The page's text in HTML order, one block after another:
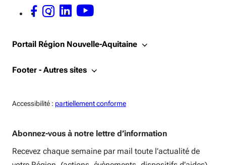
FACEBOOK - OUVERTURE DANS UNE NOUVELLE FENÊTRE
INSTAGRAM - OUVERTURE DANS UNE NOUVELLE FENÊTRE
LINKEDIN - OUVERTURE DANS UNE NOUVELLE FENÊTRE
YOUTUBE - OUVERTURE DANS UNE NOUVELLE FENÊTRE
Portail Région Nouvelle-Aquitaine
Footer - Autres sites
Accessibilité : Accessiblité:
partiellement conforme
Abonnez-vous à notre lettre d’information
Recevez chaque semaine par mail toute l’actualité de